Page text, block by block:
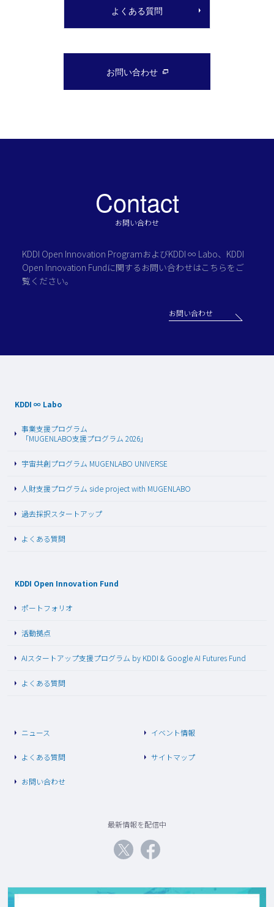
よくある質問
お問い合わせ
Contact
お問い合わせ
KDDI Open Innovation ProgramおよびKDDI ∞ Labo、KDDI
Open Innovation Fundに関する お問い合わせはこちらをご
覧ください。
お問い合わせ
KDDI ∞ Labo
事業支援プログラム
「MUGENLABO支援プログラム 2026」
宇宙共創プログラム MUGENLABO UNIVERSE
人財支援プログラム side project with MUGENLABO
過去採択スタートアップ
よくある質問
KDDI Open Innovation Fund
ポートフォリオ
活動拠点
AIスタートアップ支援プログラム by KDDI & Google AI Futures Fund
よくある質問
ニュース イベント情報
よくある質問 サイトマップ
お問い合わせ
最新情報を配信中